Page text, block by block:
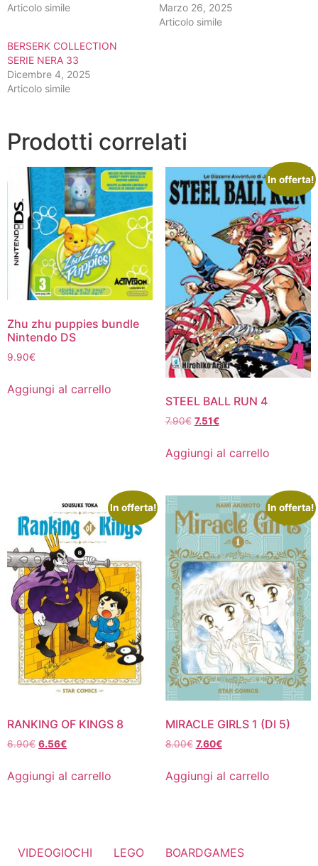
Articolo simile
Marzo 26, 2025
Articolo simile
BERSERK COLLECTION
SERIE NERA 33
Dicembre 4, 2025
Articolo simile
Prodotti correlati
Zhu zhu puppies bundle
Nintendo DS
9.90€
Aggiungi al carrello
In offerta!
STEEL BALL RUN 4
7.90€ Il
originale
era:
7.51€Il
attuale
Aggiungi al carrello
In offerta!
RANKING OF KINGS 8
6.90€ Il
originale
era:
6.56€Il
attuale
Aggiungi al carrello
In offerta!
MIRACLE GIRLS 1 (DI 5)
8.00€ Il
originale
era:
7.60€Il
attuale
Aggiungi al carrello
VIDEOGIOCHI LEGO BOARDGAMES